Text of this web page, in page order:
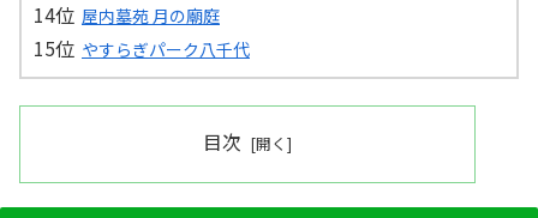
屋内墓苑 月の廟庭
やすらぎパーク八千代
目次